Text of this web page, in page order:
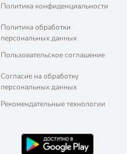
Политика конфиденциальности
Политика обработки
персональных данных
Пользовательское соглашение
Согласие на обработку
персональных данных
Рекомендательные технологии